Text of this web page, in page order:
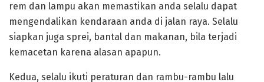
rem dan lampu akan memastikan anda selalu dapat
mengendalikan kendaraan anda di jalan raya. Selalu
siapkan juga sprei, bantal dan makanan, bila terjadi
kemacetan karena alasan apapun.
Kedua, selalu ikuti peraturan dan rambu-rambu lalu